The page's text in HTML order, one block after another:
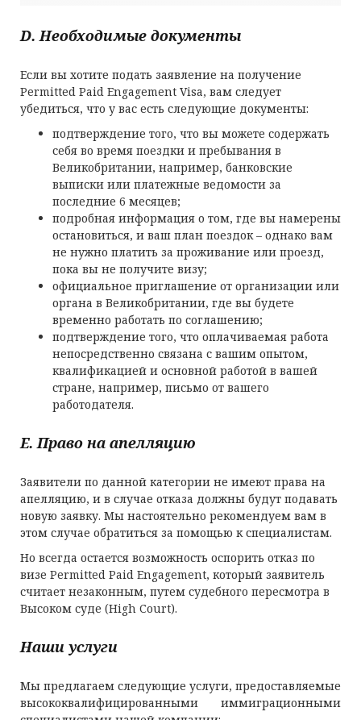
D. Необходимые документы
Если вы хотите подать заявление на получение
Permitted Paid Engagement Visa, вам следует
убедиться, что у вас есть следующие документы:
подтверждение того, что вы можете содержать
себя во время поездки и пребывания в
Великобритании, например, банковские
выписки или платежные ведомости за
последние 6 месяцев;
подробная информация о том, где вы намерены
остановиться, и ваш план поездок – однако вам
не нужно платить за проживание или проезд,
пока вы не получите визу;
официальное приглашение от организации или
органа в Великобритании, где вы будете
временно работать по соглашению;
подтверждение того, что оплачиваемая работа
непосредственно связана с вашим опытом,
квалификацией и основной работой в вашей
стране, например, письмо от вашего
работодателя.
E. Право на апелляцию
Заявители по данной категории не имеют права на
апелляцию, и в случае отказа должны будут подавать
новую заявку. Мы настоятельно рекомендуем вам в
этом случае обратиться за помощью к специалистам.
Но всегда остается возможность оспорить отказ по
визе Permitted Paid Engagement, который заявитель
считает незаконным, путем судебного пересмотра в
Высоком суде (High Court).
Наши услуги
Мы предлагаем следующие услуги, предоставляемые
высококвалифицированными иммиграционными